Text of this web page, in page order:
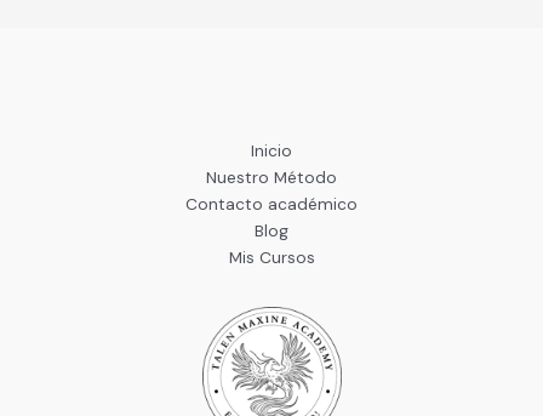
Inicio
Nuestro Método
Contacto académico
Blog
Mis Cursos